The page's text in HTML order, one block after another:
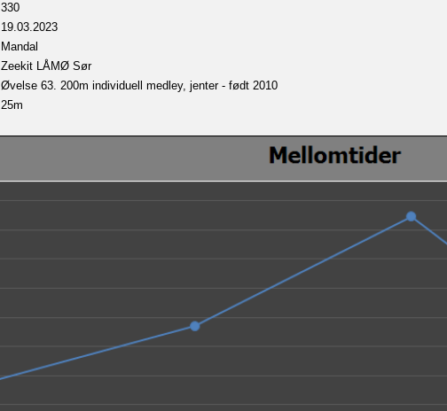
330
19.03.2023
Mandal
Zeekit LÅMØ Sør
Øvelse 63. 200m individuell medley, jenter - født 2010
25m